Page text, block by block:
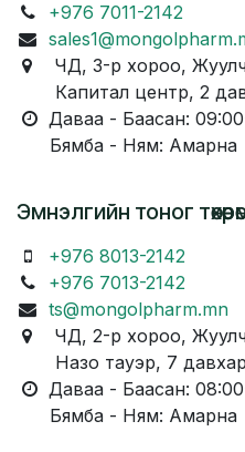
+976 7011-2142
ЧД, 3-р хороо,
Капитал центр, 2
Даваа - Баасан:
Бямба - Ням: Амарна
Эмнэлгийн тоног
+976 8013-2142
+976 7013-2142
ts@mongolpharm.mn
ЧД, 2-р хороо,
Назо тауэр, 7 давхар
Даваа - Баасан:
Бямба - Ням: Амарна